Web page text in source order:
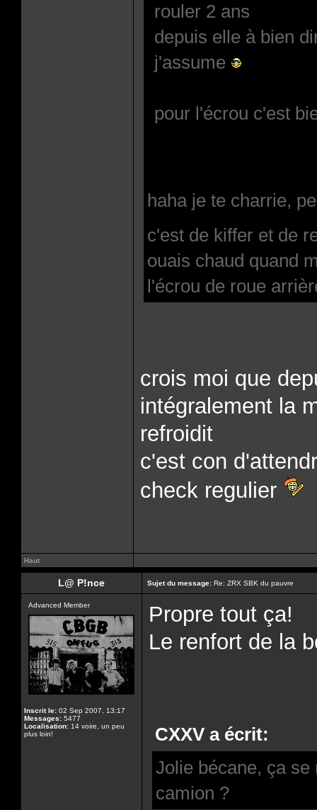
rouler 2 ans
depuis elle à bien
j'assume
pour l'écrou c'est
haha je te charrie,
c'est de kiffer et de
ouais chaud quand
l'écrou de roue
crois moi que
intégralement la
refroidit
c'est con
check regulier
Haut
L@ P!nce Sujet du message: Re: ZRX SBK du pauvre
Advanced Member
Inscrit le: 02 Sep 2007, 13:17
Messages: 5477
Localisation: 14 voire, un peu
plus loin!
Propre tout ça!
Le renfort de la
CXXV a écrit:
Jolie bécane, ça
camion ?